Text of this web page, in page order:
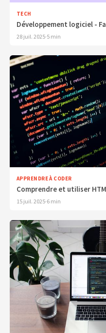
TECH
Développement logiciel -
28 juil. 2025·5 min
APPRENDRE À CODER
Comprendre et utiliser
15 juil. 2025·6 min